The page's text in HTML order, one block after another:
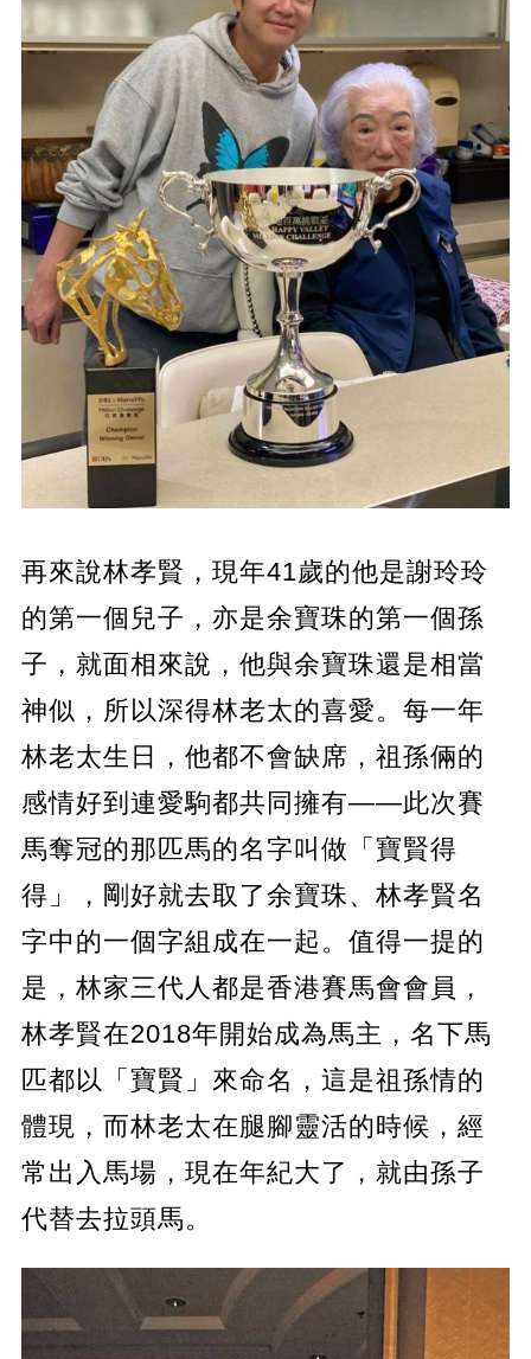
再來說林孝賢，現年41歲的他是謝玲玲
的第一個兒子，亦是余寶珠的第一個孫
子，就面相來說，他與余寶珠還是相當
神似，所以深得林老太的喜愛。每一年
林老太生日，他都不會缺席，祖孫倆的
感情好到連愛駒都共同擁有——此次賽
馬奪冠的那匹馬的名字叫做「寶賢得
得」，剛好就去取了余寶珠、林孝賢名
字中的一個字組成在一起。值得一提的
是，林家三代人都是香港賽馬會會員，
林孝賢在2018年開始成為馬主，名下馬
匹都以「寶賢」來命名，這是祖孫情的
體現，而林老太在腿腳靈活的時候，經
常出入馬場，現在年紀大了，就由孫子
代替去拉頭馬。